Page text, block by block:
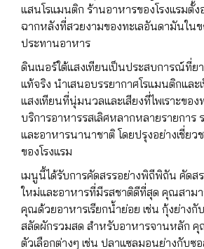
แสนโรแมนติก ร้านอาหารของโรงแรมตั้
ฉากหลังที่สวยงามของทะเลอันดามันใ
ประทานอาหาร
ดินเนอร์ใต้แสงเทียนเป็นประสบการณ์ที่ย
แท้จริง นำเสนอบรรยากาศโรแมนติกและ
แสงเทียนที่นุ่มนวลและเสียงที่ไพเราะของ
บริการอาหารรสเลิศหลากหลายรายการ
และอาหารนานาชาติ โดยปรุงอย่างเชี่ยว
ของโรงแรม
เมนูนี้ได้รับการคัดสรรอย่างพิถีพิถัน คัดส
ใหม่และอาหารที่มีรสชาติดีที่สุด คุณสามา
คุณด้วยอาหารเรียกน้ำย่อย เช่น กุ้งย่างกั
สลัดผักรวมสด สำหรับอาหารจานหลัก คุ
ตัวเลือกต่างๆ เช่น ปลาแซลมอนย่างกับซ